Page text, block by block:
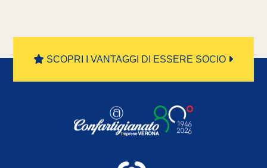
SCOPRI I VANTAGGI DI ESSERE SOCIO